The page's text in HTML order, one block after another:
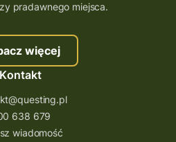
questów
Stefan Żeromski
Rzeszów
świętokrzyskie
questuj z nami
po skarb
pradawnego miejsca.
więcej
Kontakt
638 679
wiadomość